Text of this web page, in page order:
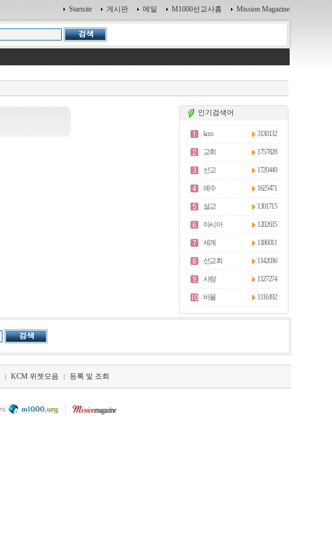
Startsite 게시판 메일 M1000선교사홈 Mission Magazine
인기검색어
kcm 3130132
교회 1757828
선교 1720449
예수 1625471
설교 1301715
아시아 1202635
세계 1186011
선교회 1142036
사랑 1127274
바울 1116192
| KCM 위젯모음 | 등록 및 조회